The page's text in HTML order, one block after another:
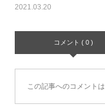
2021.03.20
コメント ( 0 )
この記事へのコメントは